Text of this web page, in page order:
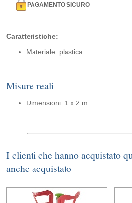
PAGAMENTO SICURO
Caratteristiche:
Materiale: plastica
Misure reali
Dimensioni: 1 x 2 m
I clienti che hanno acquistato
anche acquistato